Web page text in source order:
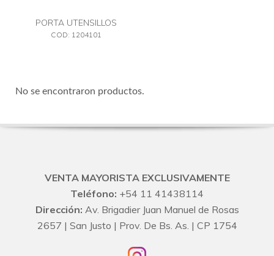
PORTA UTENSILLOS
COD: 1204101
No se encontraron productos.
VENTA MAYORISTA EXCLUSIVAMENTE
Teléfono: +54 11 41438114
Dirección: Av. Brigadier Juan Manuel de Rosas
2657 | San Justo | Prov. De Bs. As. | CP 1754